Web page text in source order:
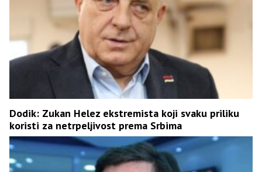
Dodik: Zukan Helez ekstremista koji svaku priliku
koristi za netrpeljivost prema Srbima